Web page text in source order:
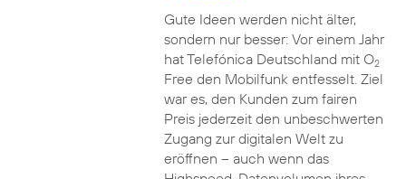
Gute Ideen werden nicht älter,
sondern nur besser: Vor einem Jahr
hat Telefónica Deutschland mit O2
Free den Mobilfunk entfesselt. Ziel
war es, den Kunden zum fairen
Preis jederzeit den unbeschwerten
Zugang zur digitalen Welt zu
eröffnen – auch wenn das